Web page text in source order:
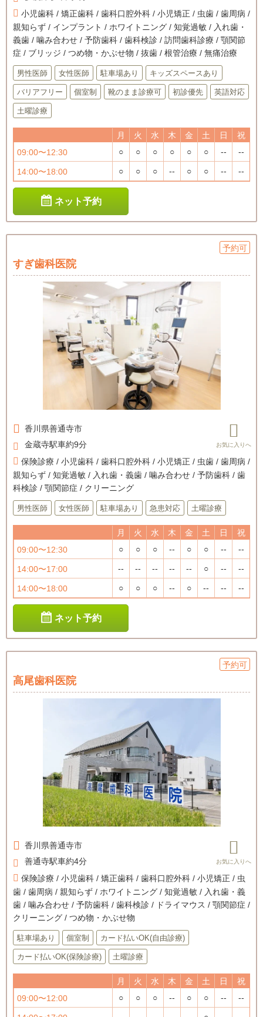
小児歯科 / 矯正歯科 / 歯科口腔外科 / 小児矯正 / 虫歯 / 歯周病 /
親知らず / インプラント / ホワイトニング / 知覚過敏 / 入れ歯・
義歯 / 噛み合わせ / 予防歯科 / 歯科検診 / 訪問歯科診療 / 顎関節
症 / ブリッジ / つめ物・かぶせ物 / 抜歯 / 根管治療 / 無痛治療
男性医師 女性医師 駐車場あり キッズスペースあり
バリアフリー 個室制 靴のまま診療可 初診優先 英語対応
土曜診療
月 火 水 木 金 土 日
祝
09:00〜12:30
○ ○ ○ ○ ○ ○ -- --
14:00〜18:00 ○ ○ ○ -- ○ ○ -- --
ネット予約
予約可
すぎ歯科医院
香川県善通寺市
金蔵寺駅車約9分
保険診療 / 小児歯科 / 歯科口腔外科 / 小児矯正 / 虫歯 / 歯周病 /
親知らず / 知覚過敏 / 入れ歯・義歯 / 噛み合わせ / 予防歯科 / 歯
科検診 / 顎関節症 / クリーニング
男性医師 女性医師 駐車場あり 急患対応 土曜診療
月 火 水 木 金 土 日
祝
09:00〜12:30
○ ○ ○ -- ○ ○ -- --
14:00〜17:00 -- -- -- -- -- ○ -- --
14:00〜18:00 ○ ○ ○ -- ○ -- -- --
ネット予約
予約可
高尾歯科医院
香川県善通寺市
善通寺駅車約4分
保険診療 / 小児歯科 / 矯正歯科 / 歯科口腔外科 / 小児矯正 / 虫
歯 / 歯周病 / 親知らず / ホワイトニング / 知覚過敏 / 入れ歯・義
歯 / 噛み合わせ / 予防歯科 / 歯科検診 / ドライマウス / 顎関節症 /
クリーニング / つめ物・かぶせ物
駐車場あり 個室制 カード払いOK(自由診療)
カード払いOK(保険診療) 土曜診療
月 火 水 木 金 土 日
祝
09:00〜12:00
○ ○ ○ -- ○ ○ -- --